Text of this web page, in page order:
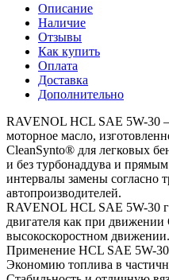
Описание
Наличие
Отзывы
Как купить
Оплата
Доставка
Дополнительно
RAVENOL HCL SAE 5W-30 –
моторное масло,
CleanSynto® для легковых
и без турбонаддува и
интервалы замены согласно
автопроизводителей.
RAVENOL HCL SAE 5W-30
двигателя как при
высокоскоростном движении.
Применение HCL SAE 5W-30
Экономию топлива в